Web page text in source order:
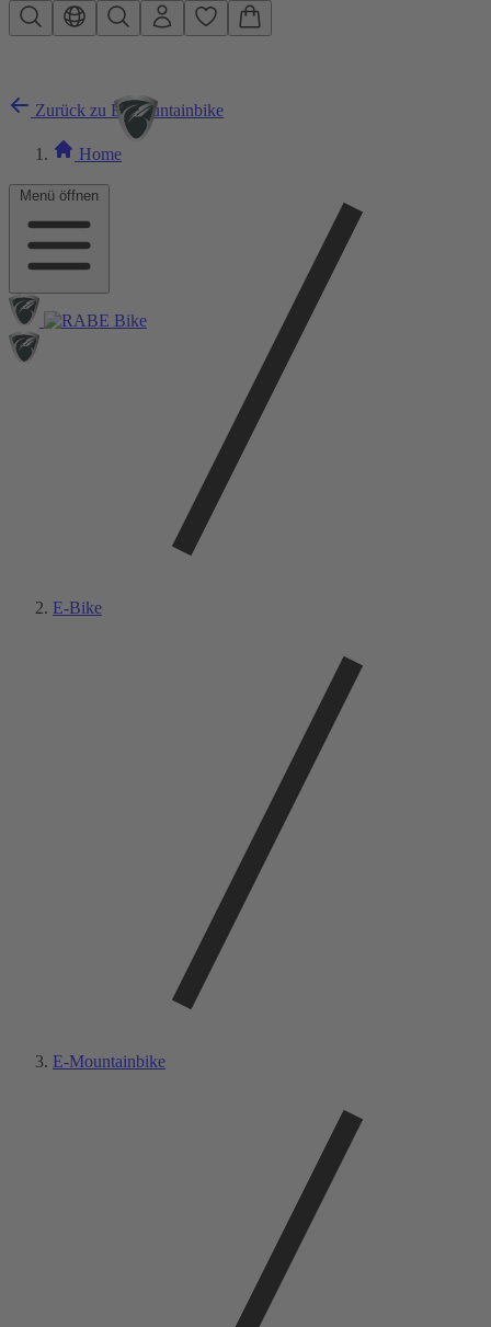
Zum Hauptinhalt springen
Menü öffnen
Zurück zu E-Mountainbike
Home
E-Bike
E-Mountainbike